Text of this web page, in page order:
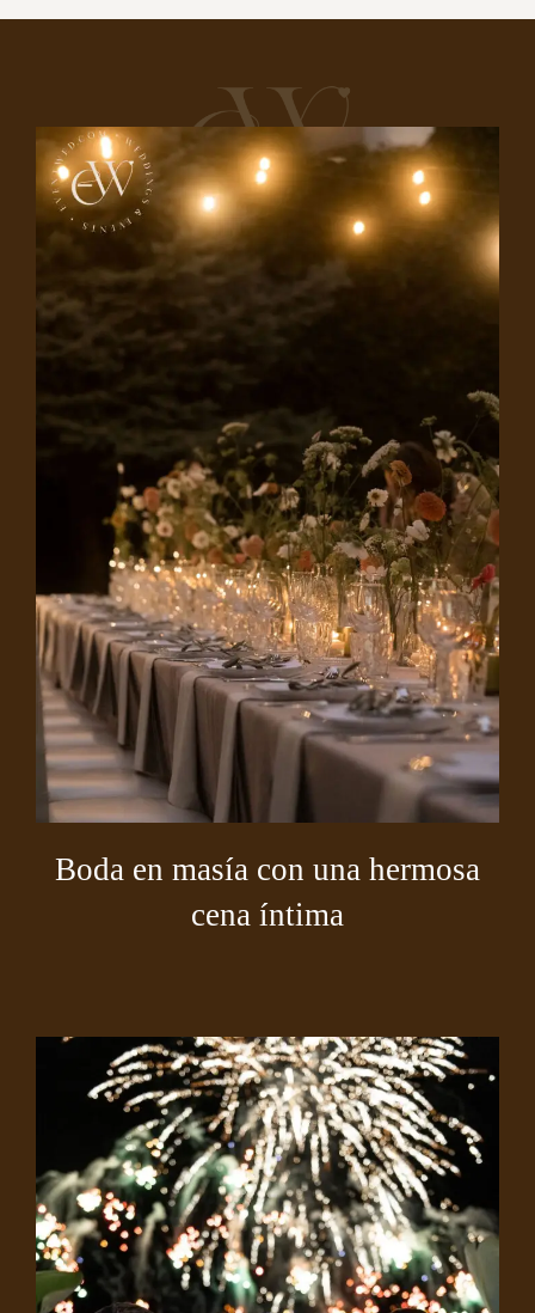
Boda en masía con una hermosa
cena íntima